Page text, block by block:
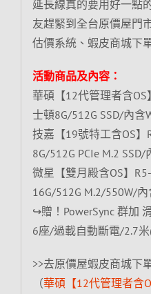
延長線真的要用好一點
友趕緊到全台原價屋門
估價系統、蝦皮商城下
活動商品及內容：
華碩【12代管理者含
士頓8G/512G SSD/內含
技嘉【19號特工含OS
8G/512G PCIe M.2
微星【雙月殿含OS】
16G/512G M.2/550W/
↪贈！PowerSync 群加
6座/過載自動斷電/2.7米
>>去原價屋蝦皮商城下
（華碩【12代管理者含